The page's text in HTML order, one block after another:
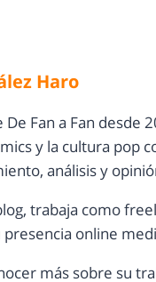
Haro
De Fan a Fan desde
y la cultura pop
análisis y
trabaja como
online
más sobre su